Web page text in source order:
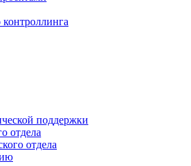
поддержки
отдела
отдела